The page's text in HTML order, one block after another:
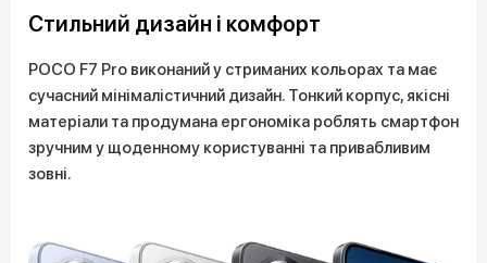
Стильний дизайн і комфорт
POCO F7 Pro виконаний у стриманих кольорах та має
сучасний мінімалістичний дизайн. Тонкий корпус, якісні
матеріали та продумана ергономіка роблять смартфон
зручним у щоденному користуванні та привабливим
зовні.